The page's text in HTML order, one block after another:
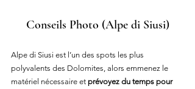
Conseils Photo (Alpe di Siusi)
Alpe di Siusi est l’un des spots les plus
polyvalents des Dolomites, alors emmenez le
matériel nécessaire et prévoyez du temps pour